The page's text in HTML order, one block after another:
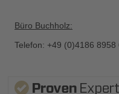
Büro Buchholz:
Telefon: +49 (0)4186 8958